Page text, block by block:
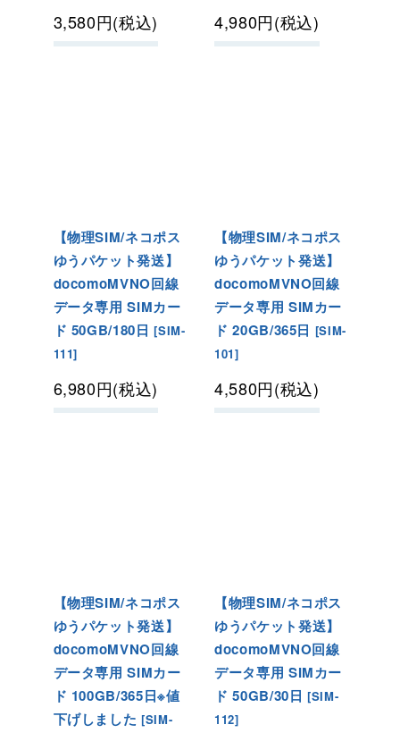
3,580円(税込) 4,980円(税込)
【物理SIM/ネコポス
ゆうパケット発送】
docomoMVNO回線
データ専用 SIMカー
ド 50GB/180日 [SIM-
111]
6,980円(税込)
【物理SIM/ネコポス
ゆうパケット発送】
docomoMVNO回線
データ専用 SIMカー
ド 20GB/365日 [SIM-
101]
4,580円(税込)
【物理SIM/ネコポス
ゆうパケット発送】
docomoMVNO回線
データ専用 SIMカー
ド 100GB/365日※値
下げしました [SIM-
【物理SIM/ネコポス
ゆうパケット発送】
docomoMVNO回線
データ専用 SIMカー
ド 50GB/30日 [SIM-
112]